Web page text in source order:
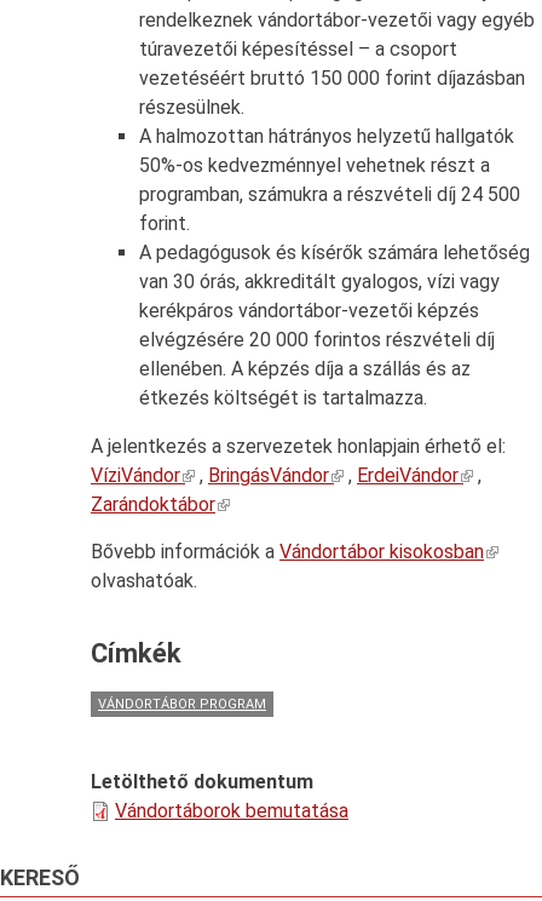
rendelkeznek vándortábor-vezetői vagy egyéb
túravezetői képesítéssel – a csoport
vezetéséért bruttó 150 000 forint díjazásban
részesülnek.
A halmozottan hátrányos helyzetű hallgatók
50%-os kedvezménnyel vehetnek részt a
programban, számukra a részvételi díj 24 500
forint.
A pedagógusok és kísérők számára lehetőség
van 30 órás, akkreditált gyalogos, vízi vagy
kerékpáros vándortábor-vezetői képzés
elvégzésére 20 000 forintos részvételi díj
ellenében. A képzés díja a szállás és az
étkezés költségét is tartalmazza.
A jelentkezés a szervezetek honlapjain érhető el:
VíziVándor
, BringásVándor , ErdeiVándor
,
Zarándoktábor
Bővebb információk a Vándortábor kisokosban
olvashatóak.
Címkék
VÁNDORTÁBOR PROGRAM
Letölthető dokumentum
Vándortáborok bemutatása
KERESŐ